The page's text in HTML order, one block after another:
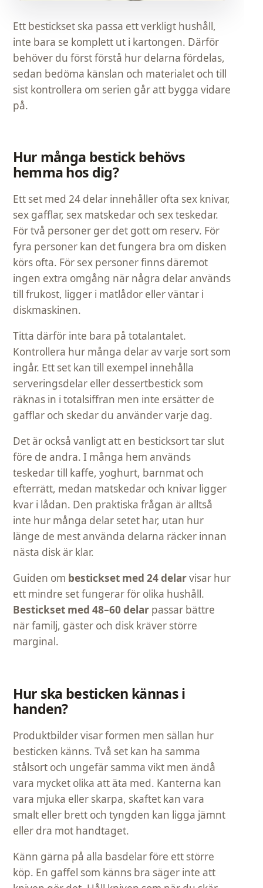
Ett bestickset ska passa ett verkligt hushåll,
inte bara se komplett ut i kartongen. Därför
behöver du först förstå hur delarna fördelas,
sedan bedöma känslan och materialet och till
sist kontrollera om serien går att bygga vidare
på.
Hur många bestick behövs
hemma hos dig?
Ett set med 24 delar innehåller ofta sex knivar,
sex gafflar, sex matskedar och sex teskedar.
För två personer ger det gott om reserv. För
fyra personer kan det fungera bra om disken
körs ofta. För sex personer finns däremot
ingen extra omgång när några delar används
till frukost, ligger i matlådor eller väntar i
diskmaskinen.
Titta därför inte bara på totalantalet.
Kontrollera hur många delar av varje sort som
ingår. Ett set kan till exempel innehålla
serveringsdelar eller dessertbestick som
räknas in i totalsiffran men inte ersätter de
gafflar och skedar du använder varje dag.
Det är också vanligt att en besticksort tar slut
före de andra. I många hem används
teskedar till kaffe, yoghurt, barnmat och
efterrätt, medan matskedar och knivar ligger
kvar i lådan. Den praktiska frågan är alltså
inte hur många delar setet har, utan hur
länge de mest använda delarna räcker innan
nästa disk är klar.
Guiden om bestickset med 24 delarvisar hur
ett mindre set fungerar för olika hushåll.
Bestickset med 48–60 delarpassar bättre
när familj, gäster och disk kräver större
marginal.
Hur ska besticken kännas i
handen?
Produktbilder visar formen men sällan hur
besticken känns. Två set kan ha samma
stålsort och ungefär samma vikt men ändå
vara mycket olika att äta med. Kanterna kan
vara mjuka eller skarpa, skaftet kan vara
smalt eller brett och tyngden kan ligga jämnt
eller dra mot handtaget.
Känn gärna på alla basdelar före ett större
köp. En gaffel som känns bra säger inte att